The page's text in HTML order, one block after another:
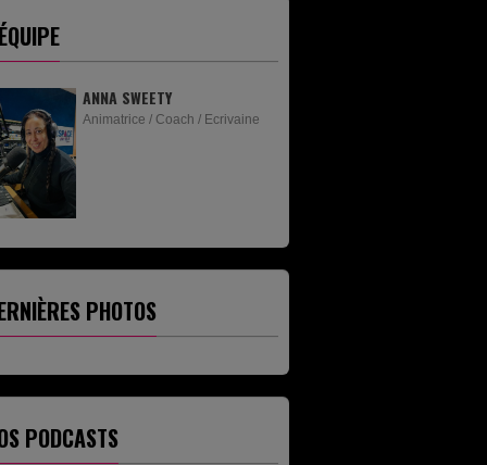
ANNA SWEETY
Animatrice / Coach / Ecrivaine
PHOTOS
PODCASTS